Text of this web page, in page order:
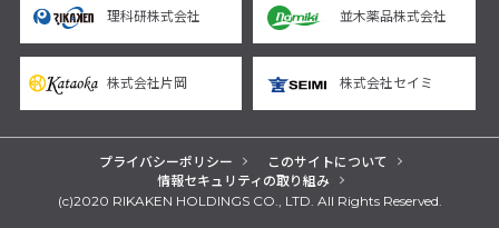
理科研株式会社 並木薬品株式会社
株式会社片岡 株式会社セイミ
プライバシーポリシー
このサイトについて
情報セキュリティの取り組み
(c)2020 RIKAKEN HOLDINGS CO., LTD. All Rights Reserved.